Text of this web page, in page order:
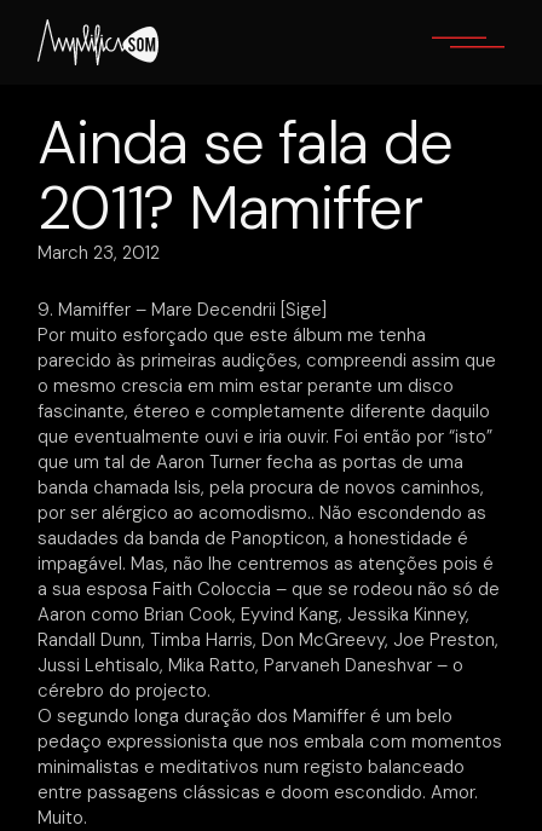
content
Ainda se fala de
2011? Mamiffer
March 23, 2012
9. Mamiffer – Mare Decendrii [Sige]
Por muito esforçado que este álbum me tenha
parecido às primeiras audições, compreendi assim que
o mesmo crescia em mim estar perante um disco
fascinante, étereo e completamente diferente daquilo
que eventualmente ouvi e iria ouvir. Foi então por “isto”
que um tal de Aaron Turner fecha as portas de uma
banda chamada Isis, pela procura de novos caminhos,
por ser alérgico ao acomodismo.. Não escondendo as
saudades da banda de Panopticon, a honestidade é
impagável. Mas, não lhe centremos as atenções pois é
a sua esposa Faith Coloccia – que se rodeou não só de
Aaron como Brian Cook, Eyvind Kang, Jessika Kinney,
Randall Dunn, Timba Harris, Don McGreevy, Joe Preston,
Jussi Lehtisalo, Mika Ratto, Parvaneh Daneshvar – o
cérebro do projecto.
O segundo longa duração dos Mamiffer é um belo
pedaço expressionista que nos embala com momentos
minimalistas e meditativos num registo balanceado
entre passagens clássicas e doom escondido. Amor.
Muito.